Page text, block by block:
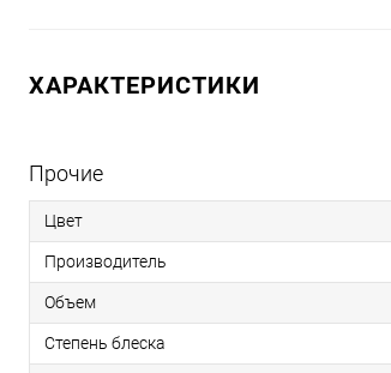
ХАРАКТЕРИСТИКИ
Прочие
Цвет
Производитель
Объем
Степень блеска